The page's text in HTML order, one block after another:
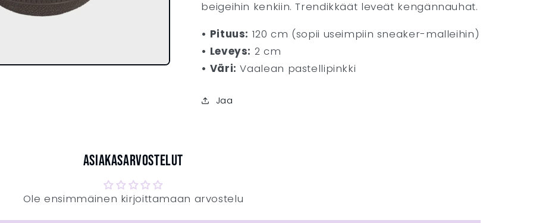
beigeihin kenkiin. Trendikkäät leveät kengännauhat.
• Pituus: 120 cm (sopii useimpiin sneaker-malleihin)
• Leveys: 2 cm
• Väri: Vaalean pastellipinkki
Jaa
Asiakasarvostelut
Ole ensimmäinen kirjoittamaan arvostelu